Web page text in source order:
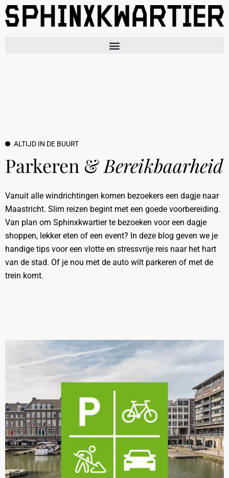
ALTIJD IN DE BUURT
Parkeren & Bereikbaarheid
Vanuit alle windrichtingen komen bezoekers een dagje naar
Maastricht. Slim reizen begint met een goede voorbereiding.
Van plan om Sphinxkwartier te bezoeken voor een dagje
shoppen, lekker eten of een event? In deze blog geven we je
handige tips voor een vlotte en stressvrije reis naar het hart
van de stad. Of je nou met de auto wilt parkeren of met de
trein komt.